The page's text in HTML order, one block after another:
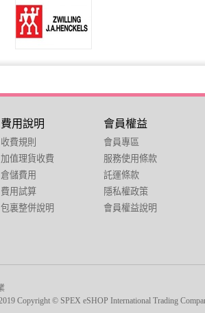
費用說明
收費規則
加值理貨收費
倉儲費用
費用試算
包裏整併說明
會員權益
會員專區
服務使用條款
託運條款
隱私權政策
會員權益說明
Copyright © SPEX eSHOP International Trading